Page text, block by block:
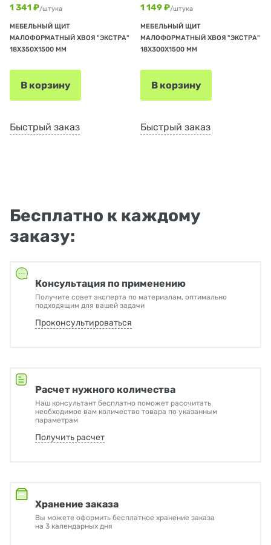
1 341 ₽/штука
МЕБЕЛЬНЫЙ ЩИТ
МАЛОФОРМАТНЫЙ ХВОЯ "ЭКСТРА"
18Х350Х1500 ММ
В корзину
Быстрый заказ
1 149 ₽/штука
МЕБЕЛЬНЫЙ ЩИТ
МАЛОФОРМАТНЫЙ ХВОЯ "ЭКСТРА"
18Х300Х1500 ММ
В корзину
Быстрый заказ
Бесплатно к каждому
заказу:
Консультация по применению
Получите совет эксперта по материалам, оптимально
подходящим для вашей задачи
Проконсультироваться
Расчет нужного количества
Наш консультант бесплатно поможет рассчитать
необходимое вам количество товара по указанным
параметрам
Получить расчет
Хранение заказа
Вы можете оформить бесплатное хранение заказа
на 3 календарных дня